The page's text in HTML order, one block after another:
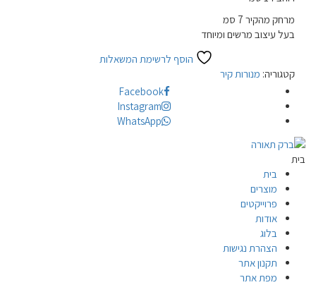
מרחק מהקיר 7 סמ
בעל עיצוב מרשים ומיוחד
הוסף לרשימת המשאלות
קטגוריה: מנורות קיר
Facebook
Instagram
WhatsApp
בית
בית
מוצרים
פרוייקטים
אודות
בלוג
הצהרת נגישות
תקנון אתר
מפת אתר